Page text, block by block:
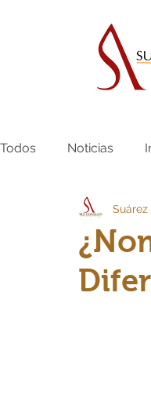
Todos Noticias
Suárez